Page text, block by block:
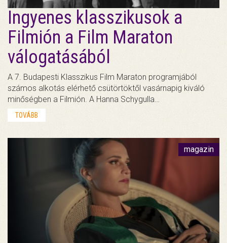
Ingyenes klasszikusok a
Filmión a Film Maraton
válogatásából
A 7. Budapesti Klasszikus Film Maraton programjából
számos alkotás elérhető csütörtöktől vasárnapig kiváló
minőségben a Filmión. A Hanna Schygulla…
TOVÁBB
magazin